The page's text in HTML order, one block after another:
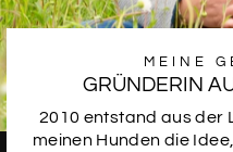
20
21
MEINE
GRÜNDERIN
2010 entstand aus der
meinen Hunden die